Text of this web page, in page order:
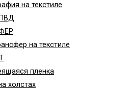
на текстиле
на текстиле
пленка
холстах